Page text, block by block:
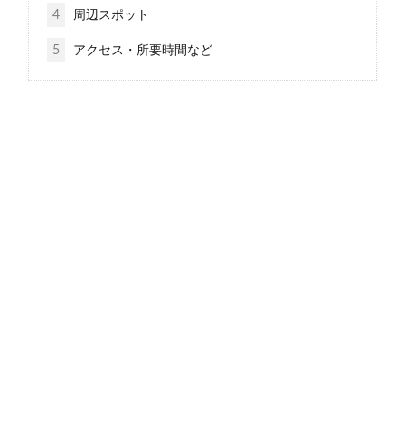
4 周辺スポット
5 アクセス・所要時間など